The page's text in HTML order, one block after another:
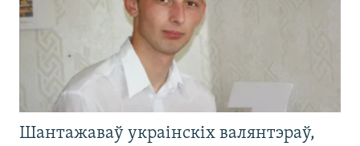
Шантажаваў украінскіх валянтэраў,